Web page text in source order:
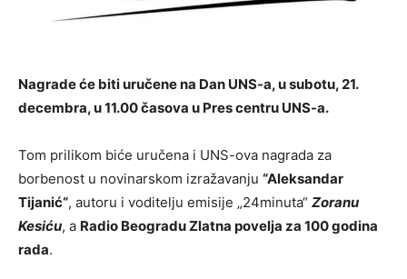
Nagrade će biti uručene na Dan UNS-a, u subotu, 21.
decembra, u 11.00 časova u Pres centru UNS-a.
Tom prilikom biće uručena i UNS-ova nagrada za
borbenost u novinarskom izražavanju “Aleksandar
Tijanić“, autoru i voditelju emisije „24minuta“ Zoranu
Kesiću, a Radio Beogradu Zlatna povelja za 100 godina
rada.